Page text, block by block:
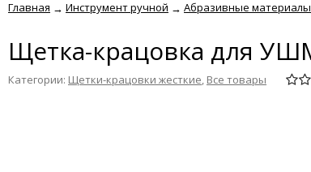
Главная → Инструмент ручной → Абразивные материалы
Щетка-крацовка для
Категории: Щетки-крацовки жесткие, Все товары